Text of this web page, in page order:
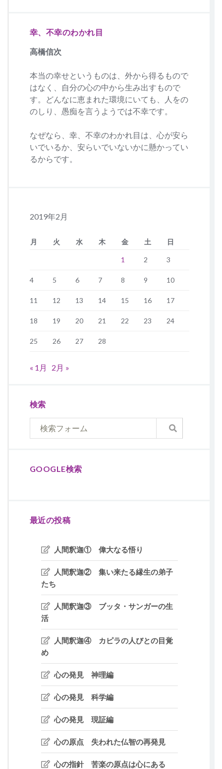
幸、不幸のわかれ目
高橋信次
本当の幸せというものは、外から得るもので
はなく、自分の心の中から生み出すもので
す。どんなに恵まれた環境にいても、人をの
のしり、愚痴を言うようでは不幸です。
なぜなら、幸、不幸のわかれ目は、心が安ら
いでいるか、安らいでいないかに懸かってい
るからです。
2019年2月
月 火 水 木 金 土 日
1 2 3
4 5 6 7 8 9 10
11 12 13 14 15 16 17
18 19 20 21 22 23 24
25 26 27 28
« 1月 2月 »
検索
GOOGLE検索
最近の投稿
人間釈迦① 偉大なる悟り
人間釈迦② 集い来たる縁生の弟子
たち
人間釈迦③ ブッタ・サンガーの生
活
人間釈迦④ カピラの人びとの目覚
め
心の発見 神理編
心の発見 科学編
心の発見 現証編
心の原点 失われた仏智の再発見
心の指針 苦楽の原点は心にある